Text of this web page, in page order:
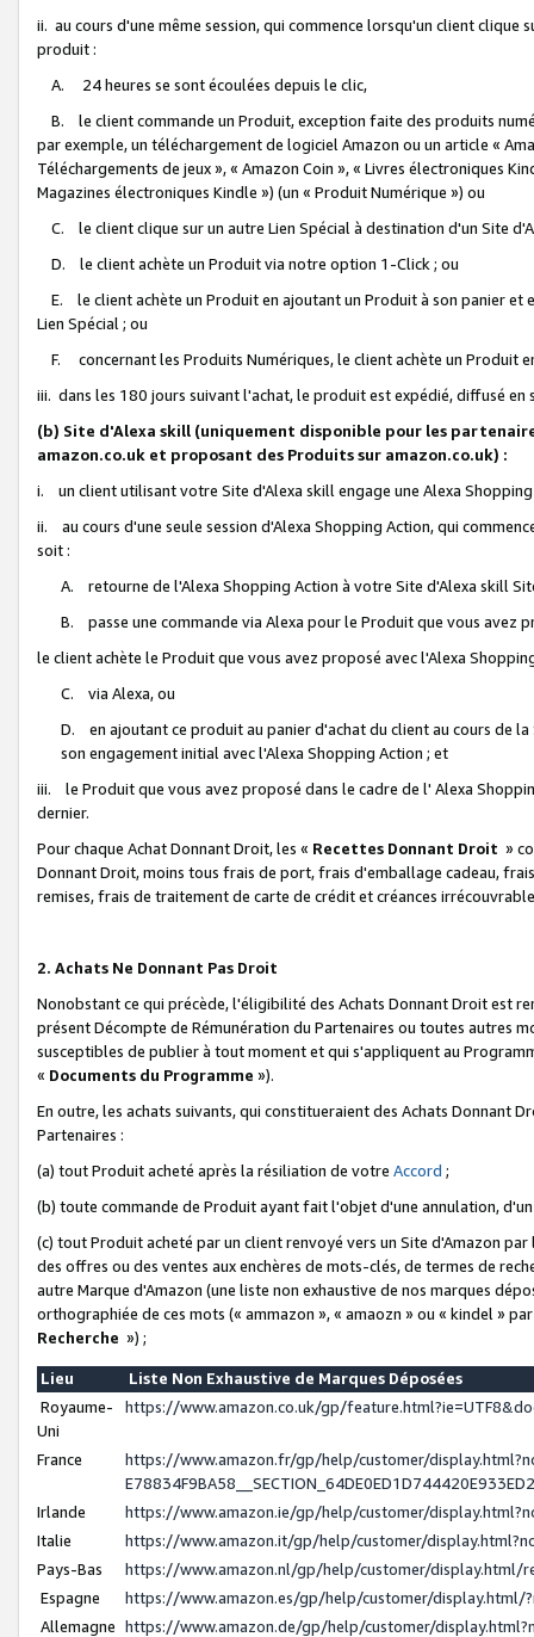
ii. au cours d'une même session, qui commence lorsqu'un client
produit :
A. 24 heures se sont écoulées depuis le clic,
B. le client commande un Produit, exception faite des produits
par exemple, un téléchargement de logiciel Amazon ou un article «
Téléchargements de jeux », « Amazon Coin », « Livres électroniques
Magazines électroniques Kindle ») (un « Produit Numérique ») ou
C. le client clique sur un autre Lien Spécial à destination d'un Site
D. le client achète un Produit via notre option 1-Click ; ou
E. le client achète un Produit en ajoutant un Produit à son panier et
Lien Spécial ; ou
F. concernant les Produits Numériques, le client achète un Produit
iii. dans les 180 jours suivant l'achat, le produit est expédié, diffusé
(b) Site d'Alexa skill (uniquement disponible pour les
amazon.co.uk et proposant des Produits sur amazon.co.uk) :
i. un client utilisant votre Site d'Alexa skill engage une Alexa
ii. au cours d'une seule session d'Alexa Shopping Action, qui
soit :
A. retourne de l'Alexa Shopping Action à votre Site d'Alexa skill
B. passe une commande via Alexa pour le Produit que vous avez
le client achète le Produit que vous avez proposé avec l'Alexa
C. via Alexa, ou
D. en ajoutant ce produit au panier d'achat du client au cours de
son engagement initial avec l'Alexa Shopping Action ; et
iii. le Produit que vous avez proposé dans le cadre de l' Alexa
dernier.
Pour chaque Achat Donnant Droit, les « Recettes Donnant Droit »
Donnant Droit, moins tous frais de port, frais d'emballage cadeau,
remises, frais de traitement de carte de crédit et créances
2. Achats Ne Donnant Pas Droit
Nonobstant ce qui précède, l'éligibilité des Achats Donnant Droit est
présent Décompte de Rémunération du Partenaires ou toutes autres
susceptibles de publier à tout moment et qui s'appliquent au
« Documents du Programme »).
En outre, les achats suivants, qui constitueraient des Achats Donnant
Partenaires :
(a) tout Produit acheté après la résiliation de votre Accord ;
(b) toute commande de Produit ayant fait l'objet d'une annulation,
(c) tout Produit acheté par un client renvoyé vers un Site d'Amazon
des offres ou des ventes aux enchères de mots-clés, de termes de
autre Marque d'Amazon (une liste non exhaustive de nos marques
orthographiée de ces mots (« ammazon », « amaozn » ou « kindel »
Recherche ») ;
Lieu
Liste Non Exhaustive de Marques Déposées
Royaume-
Uni
https://www.amazon.co.uk/gp/
France
https://www.amazon.fr/gp/help/customer/
Irlande
https://www.amazon.ie/gp/help/customer/
Italie
https://www.amazon.it/gp/help/customer/
Pays-Bas
https://www.amazon.nl/gp/help/customer/display.html/
Espagne
https://www.amazon.es/gp/help/customer/display.html/
Allemagne https://www.amazon.de/gp/help/customer/